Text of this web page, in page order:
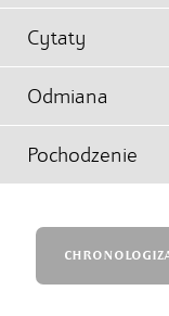
Cytaty
Odmiana
Pochodzenie